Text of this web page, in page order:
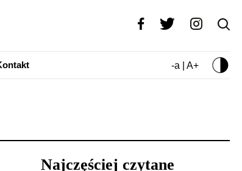
-a | A+
Najczęściej czytane